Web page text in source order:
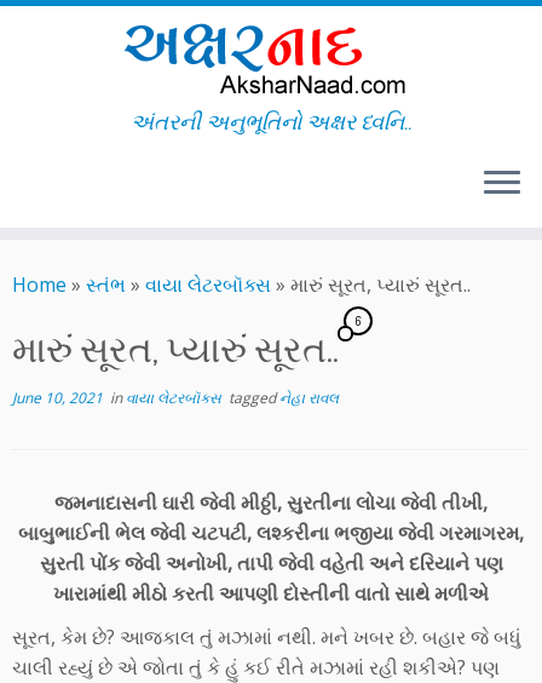
to
અંતરની અનુભૂતિનો અક્ષર ધ્વનિ..
Home » સ્તંભ » વાયા લેટરબૉક્સ» મારું સૂરત, પ્યારું સૂરત..
મારું સૂરત, પ્યારું સૂરત..
6
June 10, 2021 inવાયા લેટરબૉક્સ taggedનેહા રાવલ
જમનાદાસની ઘારી જેવી મીઠ્ઠી, સુરતીના લોચા જેવી તીખી,
બાબુભાઈની ભેલ જેવી ચટપટી, લશ્કરીના ભજીયા જેવી ગરમાગરમ,
સુરતી પોંક જેવી અનોખી, તાપી જેવી વહેતી અને દરિયાને પણ
ખારામાંથી મીઠો કરતી આપણી દોસ્તીની વાતો સાથે મળીએ
સૂરત, કેમ છે? આજકાલ તું મઝામાં નથી. મને ખબર છે. બહાર જે બધું
ચાલી રહ્યું છે એ જોતા તું કે હું કઈ રીતે મઝામાં રહી શકીએ? પણ